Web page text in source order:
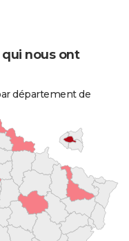
qui nous ont
département de